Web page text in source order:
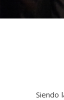
Siendo